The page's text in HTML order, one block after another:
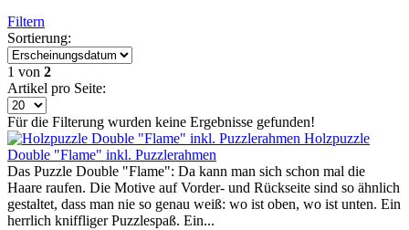
Filtern
Sortierung:
1 von 2
Artikel pro Seite:
Für die Filterung wurden keine Ergebnisse gefunden!
Holzpuzzle
Double "Flame" inkl. Puzzlerahmen
Das Puzzle Double "Flame": Da kann man sich schon mal die
Haare raufen. Die Motive auf Vorder- und Rückseite sind so ähnlich
gestaltet, dass man nie so genau weiß: wo ist oben, wo ist unten. Ein
herrlich kniffliger Puzzlespaß. Ein...